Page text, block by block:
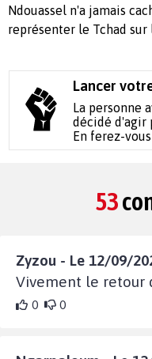
Ndouassel n'a jamais
représenter le Tchad
Lancer
La personne
décidé d'agir
En ferez-
53
Zyzou - Le 12/09/
Vivement le retour
0 0